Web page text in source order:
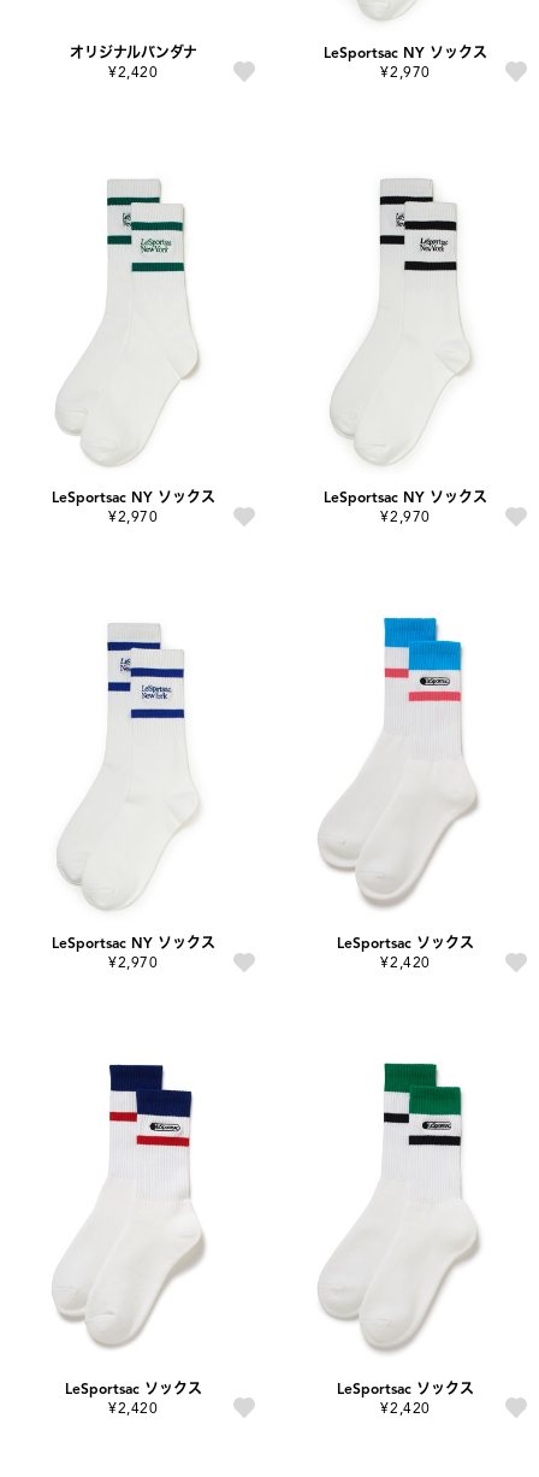
オリジナルバンダナ
¥2,420
LeSportsac NY ソックス
¥2,970
LeSportsac NY ソックス
¥2,970
LeSportsac NY ソックス
¥2,970
LeSportsac NY ソックス
¥2,970
LeSportsac ソックス
¥2,420
LeSportsac ソックス
¥2,420
LeSportsac ソックス
¥2,420